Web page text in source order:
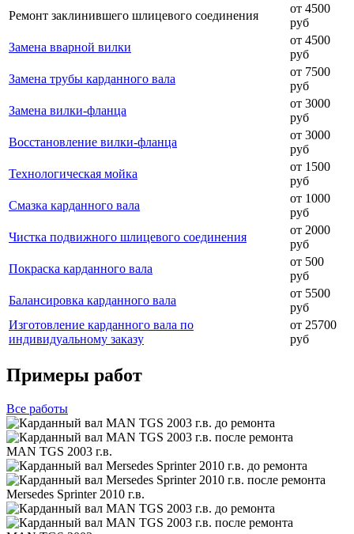
Ремонт заклинившего шлицевого соединения
от 4500
руб
Замена вварной вилки
от 4500
руб
Замена трубы карданного вала
от 7500
руб
Замена вилки-фланца
от 3000
руб
Восстановление вилки-фланца
от 3000
руб
Технологическая мойка
от 1500
руб
Смазка карданного вала
от 1000
руб
Чистка подвижного шлицевого соединения
от 2000
руб
Покраска карданного вала
от 500
руб
Балансировка карданного вала
от 5500
руб
Изготовление карданного вала по
индивидуальному заказу
от 25700
руб
Примеры работ
Все работы
MAN TGS 2003 г.в.
Mersedes Sprinter 2010 г.в.